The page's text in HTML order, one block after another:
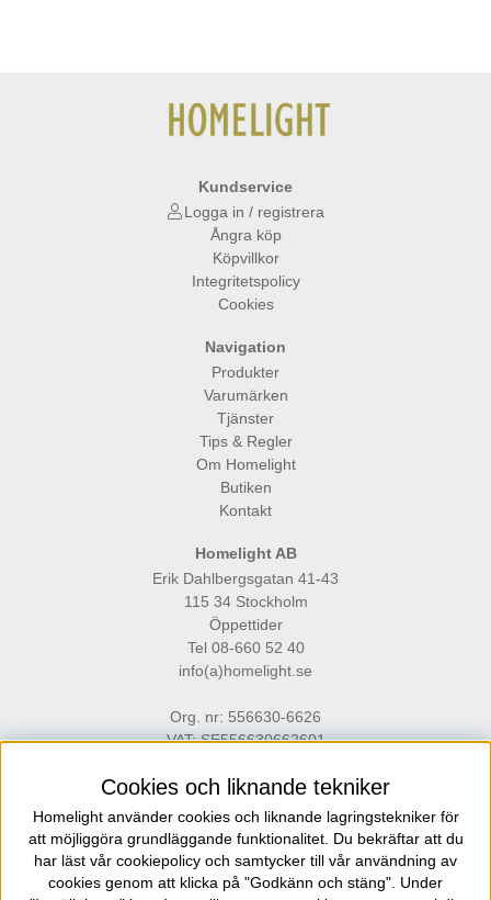
Kundservice
Logga in / registrera
Ångra köp
Köpvillkor
Integritetspolicy
Cookies
Navigation
Produkter
Varumärken
Tjänster
Tips & Regler
Om Homelight
Butiken
Kontakt
Homelight AB
Erik Dahlbergsgatan 41-43
115 34 Stockholm
Öppettider
Tel 08-660 52 40
info(a)homelight.se
Org. nr: 556630-6626
VAT: SE556630662601
Homelight är en belysningsbutik på Gärdet i Stockholm för dig som ställer
Cookies och liknande tekniker
Homelight använder cookies och liknande lagringstekniker för
att möjliggöra grundläggande funktionalitet. Du bekräftar att du
har läst vår cookiepolicy och samtycker till vår användning av
cookies genom att klicka på "Godkänn och stäng". Under